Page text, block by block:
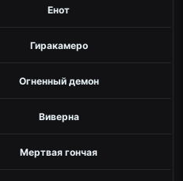
Енот
Гиракамеро
Огненный демон
Виверна
Мертвая гончая